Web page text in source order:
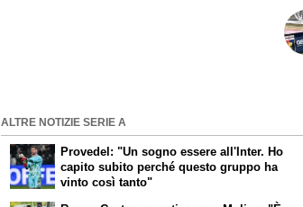
ALTRE NOTIZIE SERIE A
Provedel: "Un sogno essere all'Inter. Ho
capito subito perché questo gruppo ha
vinto così tanto"